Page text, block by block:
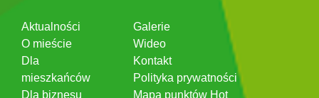
Aktualności
O mieście
Dla
mieszkańców
Dla biznesu
Galerie
Wideo
Kontakt
Polityka prywatności
Mapa punktów Hot